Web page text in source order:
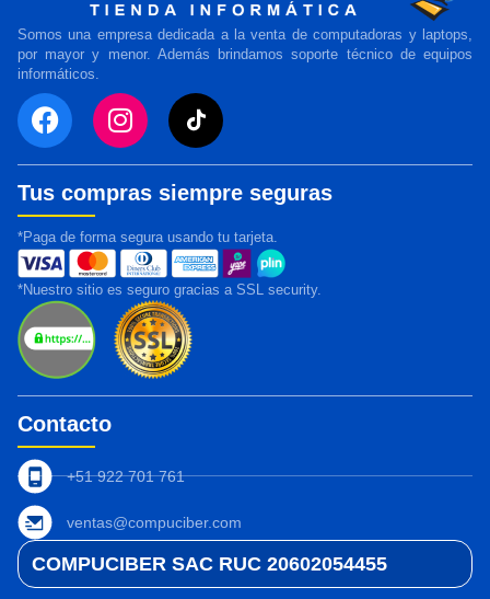
Somos una empresa dedicada a la venta de computadoras y laptops,
por mayor y menor. Además brindamos soporte técnico de equipos
informáticos.
Tus compras siempre seguras
*Paga de forma segura usando tu tarjeta.
*Nuestro sitio es seguro gracias a SSL security.
Contacto
+51 922 701 761
ventas@compuciber.com
COMPUCIBER SAC RUC 20602054455